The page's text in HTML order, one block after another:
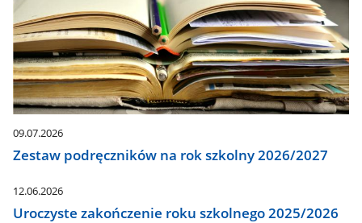
09.07.2026
Zestaw podręczników na rok szkolny 2026/2027
12.06.2026
Uroczyste zakończenie roku szkolnego 2025/2026